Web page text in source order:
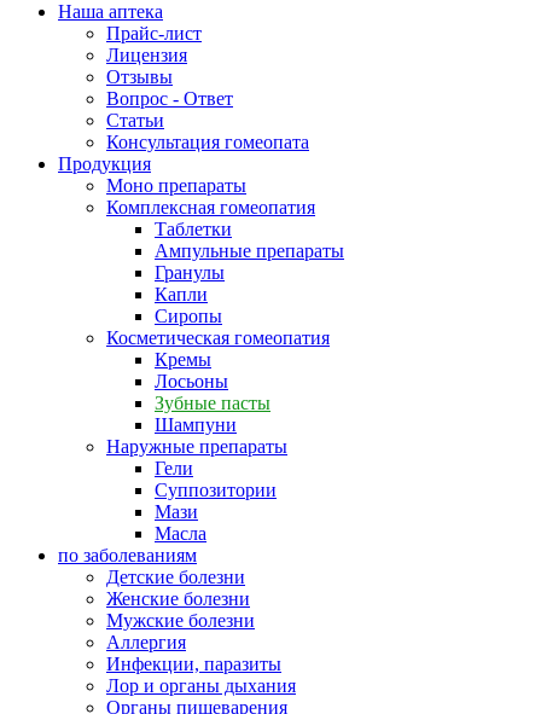
Наша аптека
Прайс-лист
Лицензия
Отзывы
Вопрос - Ответ
Статьи
Консультация гомеопата
Продукция
Моно препараты
Комплексная гомеопатия
Таблетки
Ампульные препараты
Гранулы
Капли
Сиропы
Косметическая гомеопатия
Кремы
Лосьоны
Зубные пасты
Шампуни
Наружные препараты
Гели
Суппозитории
Мази
Масла
по заболеваниям
Детские болезни
Женские болезни
Мужские болезни
Аллергия
Инфекции, паразиты
Лор и органы дыхания
Органы пищеварения